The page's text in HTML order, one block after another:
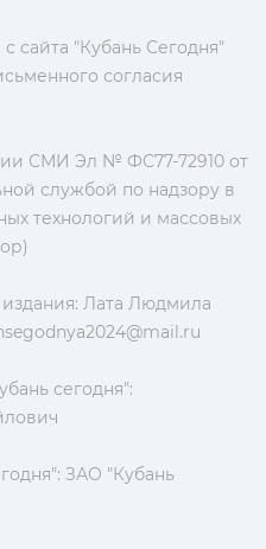
сайта "Кубань Сегодня"
согласия
СМИ Эл № ФС77-72910 от
службой по надзору в
технологий и массовых
Лата Людмила
сегодня":
ЗАО "Кубань